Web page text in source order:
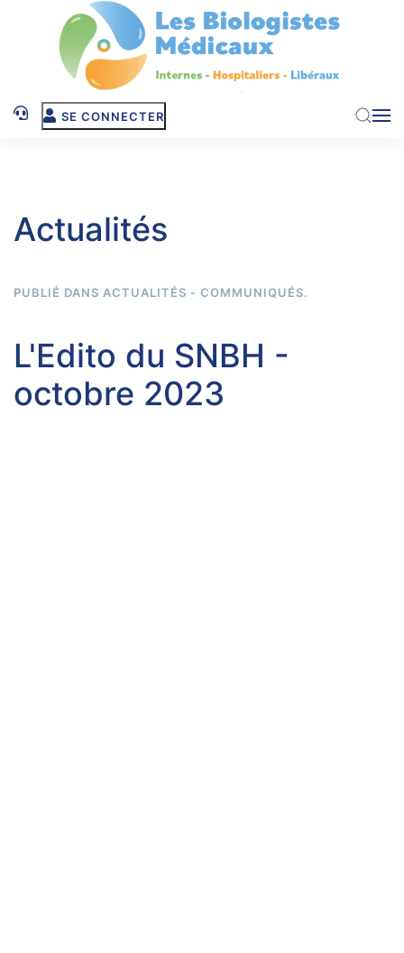
Skip to main content
SE CONNECTER
Actualités
PUBLIÉ DANS ACTUALITÉS - COMMUNIQUÉS.
L'Edito du SNBH -
octobre 2023